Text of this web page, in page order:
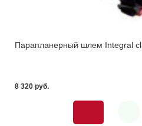
Парапланерный шлем Integral
8 320 pуб.